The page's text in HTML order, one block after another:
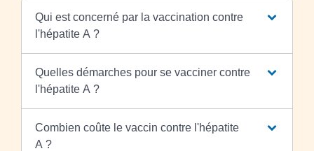
Qui est concerné par la vaccination contre
l'hépatite A ?
Quelles démarches pour se vacciner contre
l'hépatite A ?
Combien coûte le vaccin contre l'hépatite
A ?